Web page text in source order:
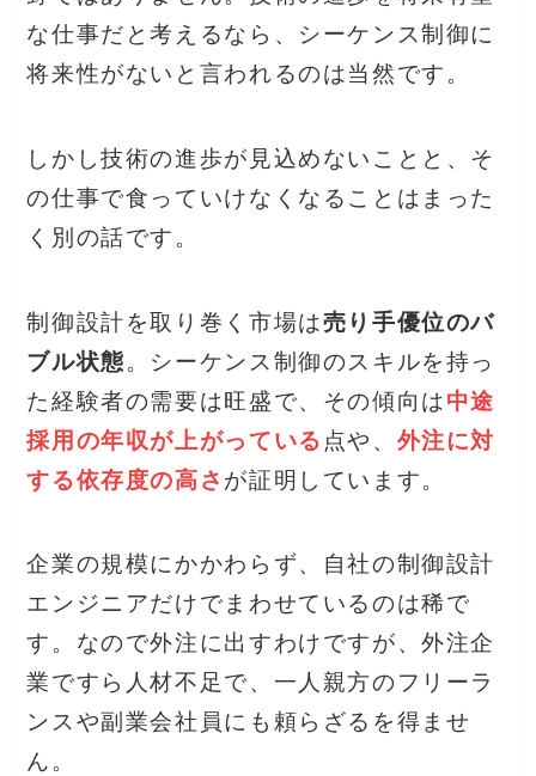
な仕事だと考えるなら、シーケンス制御に
将来性がないと言われるのは当然です。
しかし技術の進歩が見込めないことと、そ
の仕事で食っていけなくなることはまった
く別の話です。
制御設計を取り巻く市場は売り手優位のバ
ブル状態。シーケンス制御のスキルを持っ
た経験者の需要は旺盛で、その傾向は中途
採用の年収が上がっている 点や、 外注に対
する依存度の高さ が証明しています。
企業の規模にかかわらず、自社の制御設計
エンジニアだけでまわせているのは稀で
す。なので外注に出すわけですが、外注企
業ですら人材不足で、一人親方のフリーラ
ンスや副業会社員にも頼らざるを得ませ
ん。